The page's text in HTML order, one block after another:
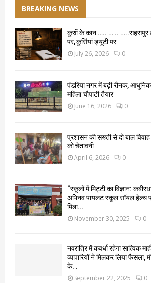
BREAKING NEWS
कुर्सी के कान ….. … .. …..सहसपुर
पर, कुर्सियां ड्यूटी पर
July 26, 2026 0
पंडरिया नगर में बढ़ी रौनक,
महिला चौपाटी तैयार
June 16, 2026 0
प्रशासन की सख्ती से दो बाल
को चेतावनी
April 6, 2026 0
“स्कूलों में मिट्टी का विज्ञान:
अभिनव पायलट स्कूल सॉयल हेल्थ
मिला...
November 30, 2025 0
नवरात्रि में कवर्धा रहेगा सात्विक
व्यापारियों ने मिलकर लिया फैसला,
के...
September 22, 2025 0